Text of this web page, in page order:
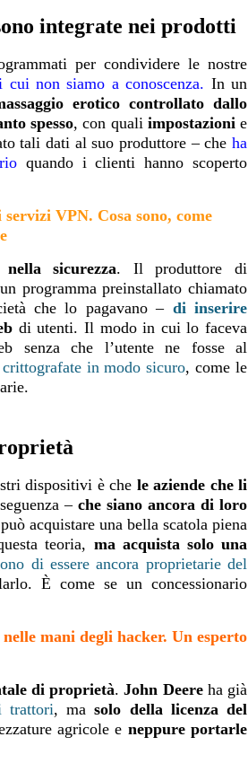
integrate nei prodotti
per condividere le nostre
cui non siamo a conoscenza. In un
erotico controllato dallo
spesso, con quali impostazionie
tali dati al suo produttore – che ha
quando i clienti hanno scoperto
VPN. Cosa sono, come
sicurezza. Il produttore di
programma preinstallato chiamato
che lo pagavano – di inserire
di utenti. Il modo in cui lo faceva
senza che l’utente ne fosse al
in modo sicuro, come le
dispositivi è che le aziende che li
–che siano ancora di loro
acquistare una bella scatola piena
teoria, ma acquista solo una
di essere ancora proprietarie del
È come se un concessionario
mani degli hacker. Un esperto
di proprietà.John Deereha già
trattori, ma solo della licenza del
agricole e neppure portarle